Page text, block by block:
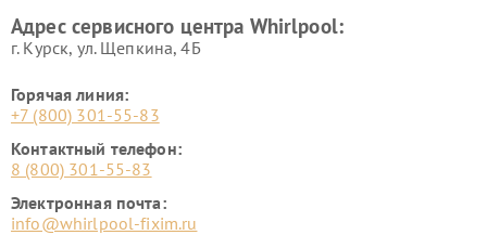
Адрес сервисного центра Whirlpool:
г. Курск, ул. Щепкина, 4Б
Горячая линия:
+7 (800) 301-55-83
Контактный телефон:
8 (800) 301-55-83
Электронная почта:
info@whirlpool-fixim.ru